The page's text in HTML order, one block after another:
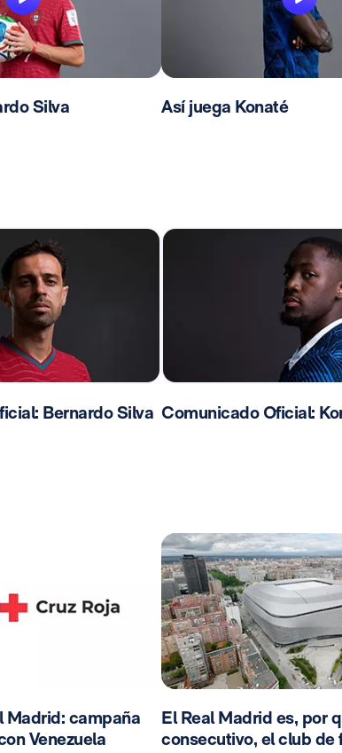
Silva Así juega Konaté
Bernardo Silva Comunicado Oficial:
Madrid: campaña
Venezuela
El Real Madrid es, por
consecutivo, el club de